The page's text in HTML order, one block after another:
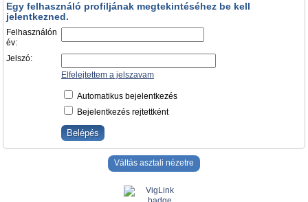
Egy felhasználó profiljának megtekintéséhez be kell
jelentkezned.
Felhasználón
év:
Jelszó:
Elfelejtettem a jelszavam
Automatikus bejelentkezés
Bejelentkezés rejtettként
Váltás asztali nézetre